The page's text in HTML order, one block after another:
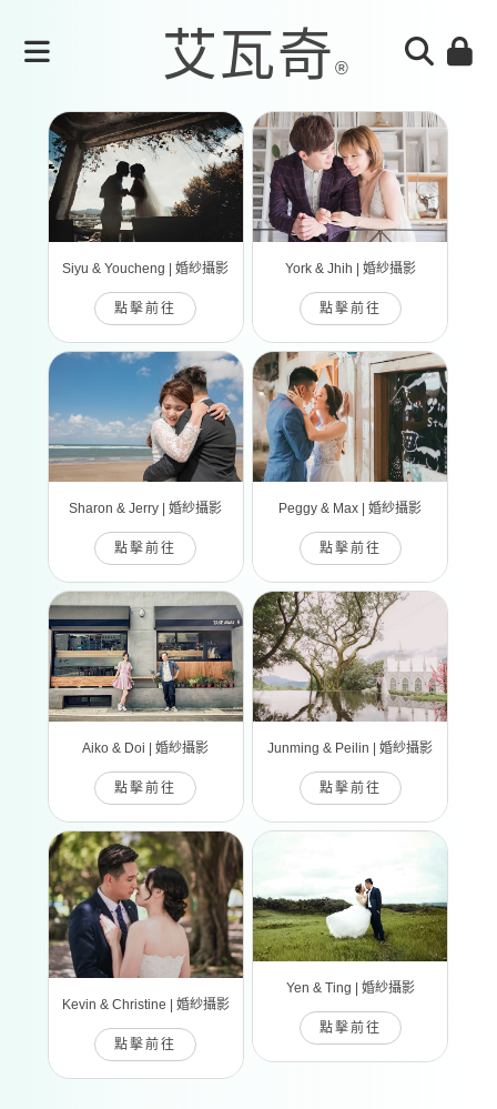
Siyu & Youcheng | 婚紗攝影
點擊前往
York & Jhih | 婚紗攝影
點擊前往
Sharon & Jerry | 婚紗攝影
點擊前往
Peggy & Max | 婚紗攝影
點擊前往
Aiko & Doi | 婚紗攝影
點擊前往
Junming & Peilin | 婚紗攝影
點擊前往
Kevin & Christine | 婚紗攝影
點擊前往
Yen & Ting | 婚紗攝影
點擊前往